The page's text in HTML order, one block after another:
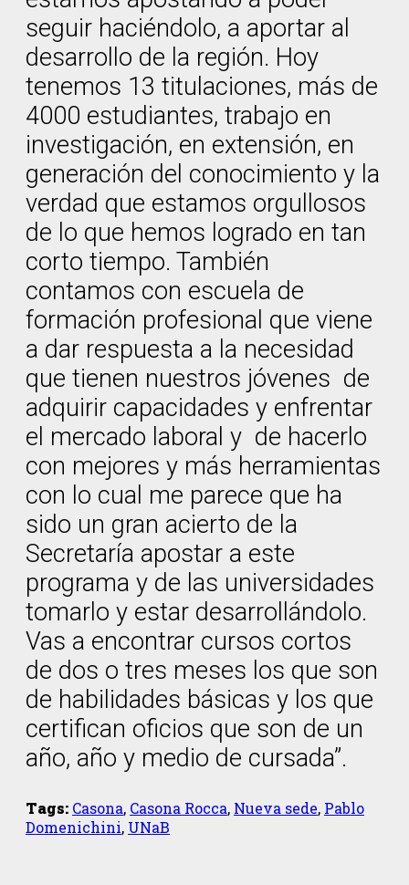
seguir haciéndolo, a aportar al
desarrollo de la región. Hoy
tenemos 13 titulaciones, más de
4000 estudiantes, trabajo en
investigación, en extensión, en
generación del conocimiento y la
verdad que estamos orgullosos
de lo que hemos logrado en tan
corto tiempo. También
contamos con escuela de
formación profesional que viene
a dar respuesta a la necesidad
que tienen nuestros jóvenes de
adquirir capacidades y enfrentar
el mercado laboral y de hacerlo
con mejores y más herramientas
con lo cual me parece que ha
sido un gran acierto de la
Secretaría apostar a este
programa y de las universidades
tomarlo y estar desarrollándolo.
Vas a encontrar cursos cortos
de dos o tres meses los que son
de habilidades básicas y los que
certifican oficios que son de un
año, año y medio de cursada”.
Tags: Casona, Casona Rocca, Nueva sede, Pablo
Domenichini, UNaB